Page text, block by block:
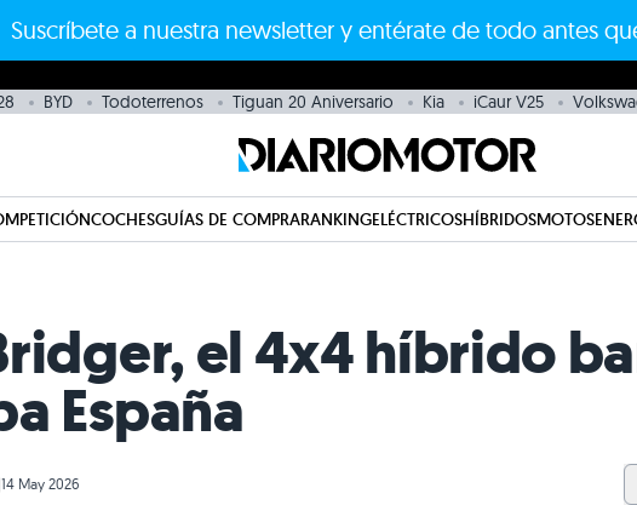
Suscríbete a nuestra newsletter y entérate de todo antes
BYD Todoterrenos Tiguan 20 Aniversario Kia iCaur V25
COCHESGUÍAS DE COMPRARANKINGELÉCTRICOSHÍBRIDOSMOTOS
el 4x4 híbrido
España
14 May 2026